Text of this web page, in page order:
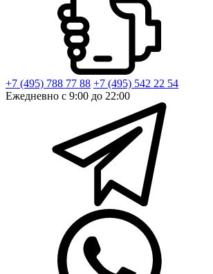
+7 (495) 788 77 88 +7 (495) 542 22 54
Ежедневно с 9:00 до 22:00